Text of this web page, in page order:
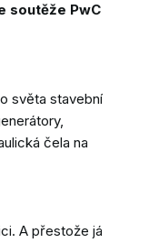
soutěže PwC
světa stavební
čela na
A přestože já